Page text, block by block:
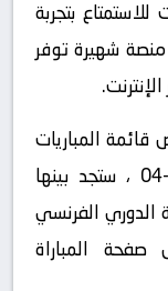
للاستمتاع بتجربة
شهيرة توفر
قائمة المباريات
المباشرة المتاحة في تاريخ 2024-05-04 ، ستجد بينها
في بطولة الدوري الفرنسي
صفحة المباراة